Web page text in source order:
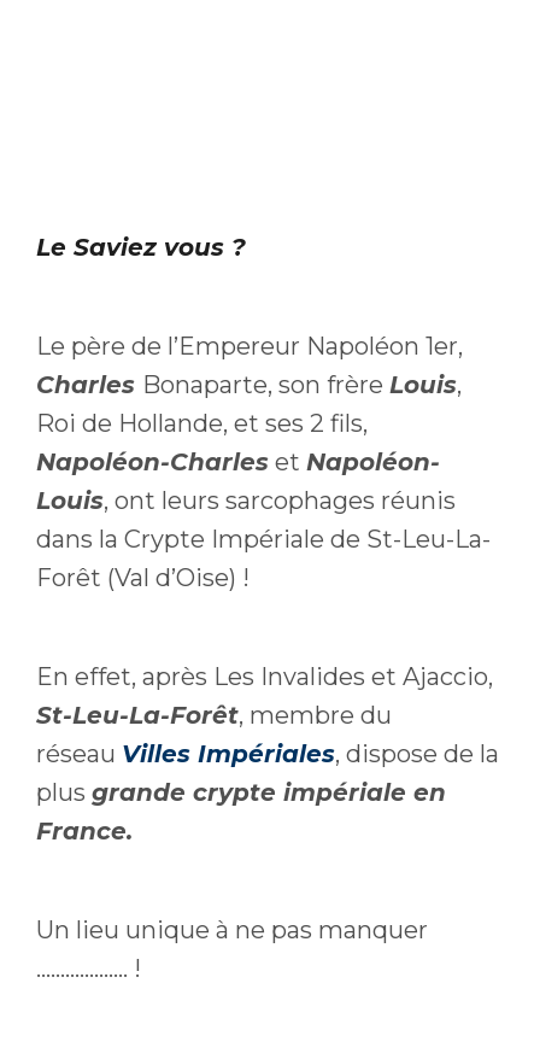
Le Saviez vous ?
Le père de l’Empereur Napoléon 1er,
Charles Bonaparte, son frère Louis,
Roi de Hollande, et ses 2 fils,
Napoléon-Charles et Napoléon-
Louis, ont leurs sarcophages réunis
dans la Crypte Impériale de St-Leu-La-
Forêt (Val d’Oise) !
En effet, après Les Invalides et Ajaccio,
St-Leu-La-Forêt, membre du
réseau Villes Impériales, dispose de la
plus grande crypte impériale en
France.
Un lieu unique à ne pas manquer
………………. !